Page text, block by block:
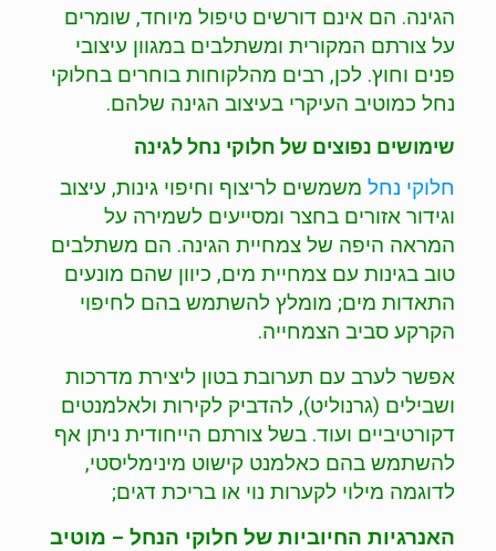
הגינה. הם אינם דורשים טיפול מיוחד, שומרים
על צורתם המקורית ומשתלבים במגוון עיצובי
פנים וחוץ. לכן, רבים מהלקוחות בוחרים בחלוקי
נחל כמוטיב העיקרי בעיצוב הגינה שלהם.
שימושים נפוצים של חלוקי נחל לגינה
חלוקי נחלמשמשים לריצוף וחיפוי גינות, עיצוב
וגידור אזורים בחצר ומסייעים לשמירה על
המראה היפה של צמחיית הגינה. הם משתלבים
טוב בגינות עם צמחיית מים, כיוון שהם מונעים
התאדות מים; מומלץ להשתמש בהם לחיפוי
הקרקע סביב הצמחייה.
אפשר לערב עם תערובת בטון ליצירת מדרכות
ושבילים (גרנוליט), להדביק לקירות ולאלמנטים
דקורטיביים ועוד. בשל צורתם הייחודית ניתן אף
להשתמש בהם כאלמנט קישוט מינימליסטי,
לדוגמה מילוי לקערות נוי או בריכת דגים;
האנרגיות החיוביות של חלוקי הנחל – מוטיב